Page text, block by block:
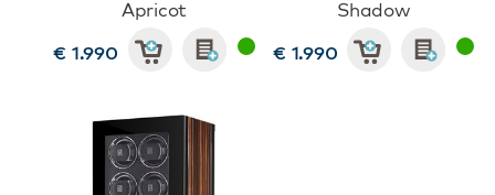
Apricot
€ 1.990
Shadow
€ 1.990